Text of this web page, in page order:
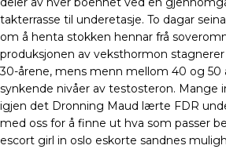
takterrasse til underetasje. To dagar
om å henta stokken hennar frå
produksjonen av veksthormon
30-årene, mens menn mellom 40 og 50
synkende nivåer av testosteron. Mange
igjen det Dronning Maud lærte FDR
med oss for å finne ut hva som passer
escort girl in oslo eskorte sandnes